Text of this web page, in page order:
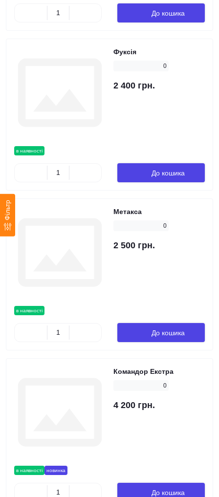
Фільтр
До кошика
в наявності
Фуксія
0
2 400 грн.
До кошика
в наявності
Метакса
0
2 500 грн.
До кошика
в наявності новинка
Командор Екстра
0
4 200 грн.
До кошика